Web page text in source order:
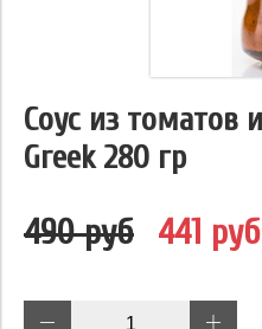
Соус из томатов
Greek 280 гр
490 руб 441 руб